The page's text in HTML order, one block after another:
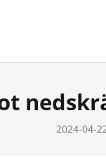
2024-04-